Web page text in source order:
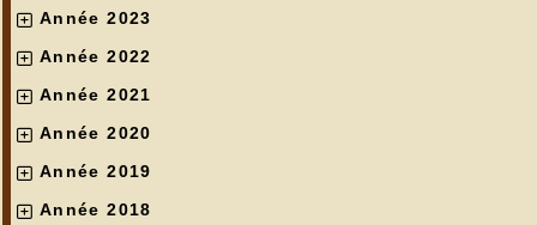
Année 2023
Année 2022
Année 2021
Année 2020
Année 2019
Année 2018